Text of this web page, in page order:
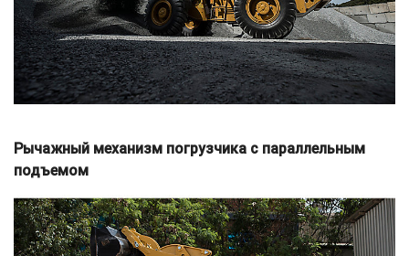
Рычажный механизм погрузчика с параллельным
подъемом